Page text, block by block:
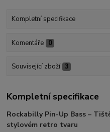
Kompletní specifikace
Komentáře 0
Související zboží 3
Kompletní specifikace
Rockabilly Pin-Up Bass –
stylovém retro tvaru